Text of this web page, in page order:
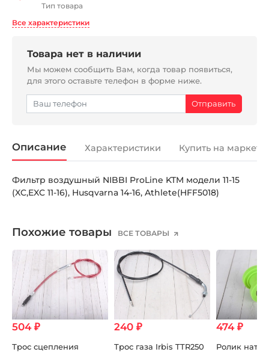
Тип товара
Все характеристики
Товара нет в наличии
Мы можем сообщить Вам, когда товар появиться,
для этого оставьте телефон в форме ниже.
Описание Характеристики Купить на
Фильтр воздушный NIBBI ProLine KTM модели 11-15
(XC,EXC 11-16), Husqvarna 14-16, Athlete(HFF5018)
Похожие товары ВСЕ ТОВАРЫ
504 ₽
Трос сцепления
240 ₽
Трос газа Irbis TTR250
474 ₽
Ролик